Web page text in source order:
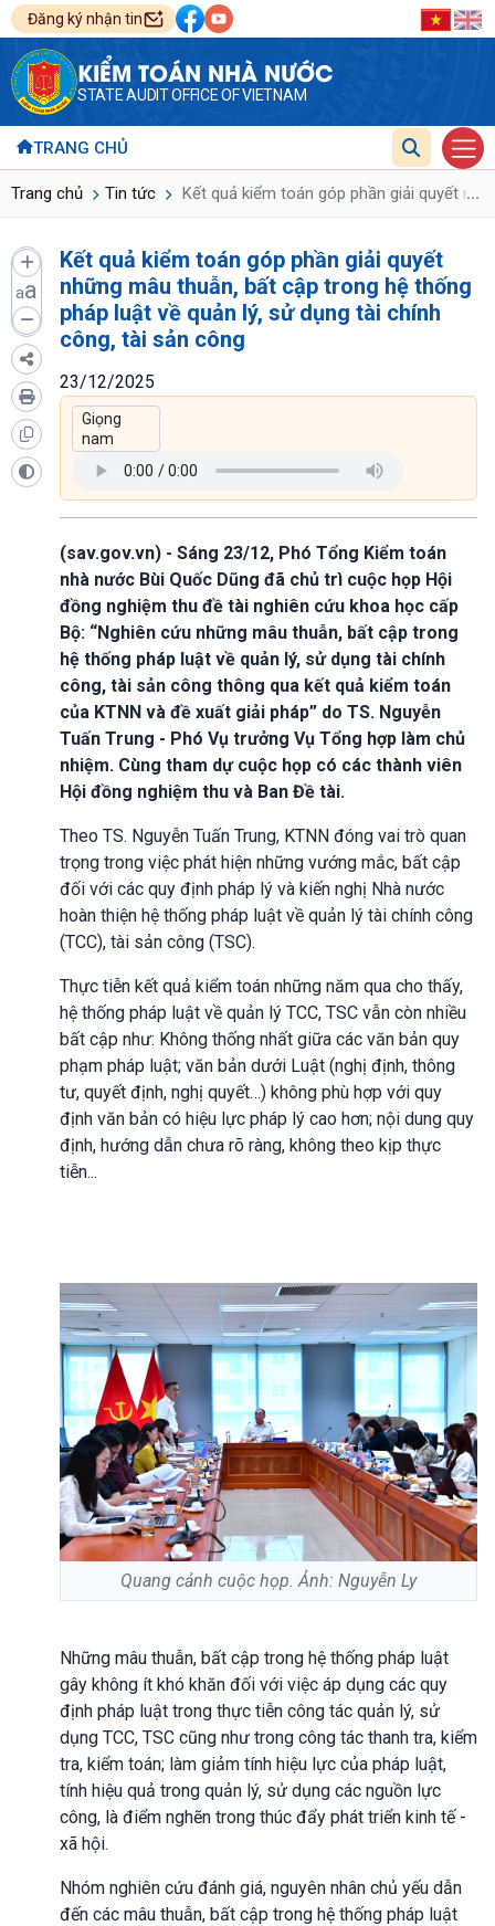
Đăng ký nhận tin
KIỂM TOÁN NHÀ NƯỚC
STATE AUDIT OFFICE OF VIETNAM
TRANG CHỦ
Trang chủ Tin tức Kết quả kiểm toán góp phần giải quyết ...
aa
Kết quả kiểm toán góp phần giải quyết
những mâu thuẫn, bất cập trong hệ thống
pháp luật về quản lý, sử dụng tài chính
công, tài sản công
23/12/2025
(sav.gov.vn) - Sáng 23/12, Phó Tổng Kiểm toán
nhà nước Bùi Quốc Dũng đã chủ trì cuộc họp Hội
đồng nghiệm thu đề tài nghiên cứu khoa học cấp
Bộ: “Nghiên cứu những mâu thuẫn, bất cập trong
hệ thống pháp luật về quản lý, sử dụng tài chính
công, tài sản công thông qua kết quả kiểm toán
của KTNN và đề xuất giải pháp” do TS. Nguyễn
Tuấn Trung - Phó Vụ trưởng Vụ Tổng hợp làm chủ
nhiệm. Cùng tham dự cuộc họp có các thành viên
Hội đồng nghiệm thu và Ban Đề tài.
Theo TS. Nguyễn Tuấn Trung, KTNN đóng vai trò quan
trọng trong việc phát hiện những vướng mắc, bất cập
đối với các quy định pháp lý và kiến nghị Nhà nước
hoàn thiện hệ thống pháp luật về quản lý tài chính công
(TCC), tài sản công (TSC).
Thực tiễn kết quả kiểm toán những năm qua cho thấy,
hệ thống pháp luật về quản lý TCC, TSC vẫn còn nhiều
bất cập như: Không thống nhất giữa các văn bản quy
phạm pháp luật; văn bản dưới Luật (nghị định, thông
tư, quyết định, nghị quyết…) không phù hợp với quy
định văn bản có hiệu lực pháp lý cao hơn; nội dung quy
định, hướng dẫn chưa rõ ràng, không theo kịp thực
tiễn...
Quang cảnh cuộc họp. Ảnh: Nguyễn Ly
Những mâu thuẫn, bất cập trong hệ thống pháp luật
gây không ít khó khăn đối với việc áp dụng các quy
định pháp luật trong thực tiễn công tác quản lý, sử
dụng TCC, TSC cũng như trong công tác thanh tra, kiểm
tra, kiểm toán; làm giảm tính hiệu lực của pháp luật,
tính hiệu quả trong quản lý, sử dụng các nguồn lực
công, là điểm nghẽn trong thúc đẩy phát triển kinh tế -
xã hội.
Nhóm nghiên cứu đánh giá, nguyên nhân chủ yếu dẫn
đến các mâu thuẫn, bất cập trong hệ thống pháp luật